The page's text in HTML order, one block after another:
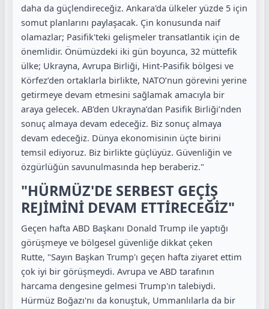
daha da güçlendireceğiz. Ankara'da ülkeler yüzde 5 için
somut planlarını paylaşacak. Çin konusunda naif
olamazlar; Pasifik'teki gelişmeler transatlantik için de
önemlidir. Önümüzdeki iki gün boyunca, 32 müttefik
ülke; Ukrayna, Avrupa Birliği, Hint-Pasifik bölgesi ve
Körfez’den ortaklarla birlikte, NATO’nun görevini yerine
getirmeye devam etmesini sağlamak amacıyla bir
araya gelecek. AB'den Ukrayna’dan Pasifik Birliği’nden
sonuç almaya devam edeceğiz. Biz sonuç almaya
devam edeceğiz. Dünya ekonomisinin üçte birini
temsil ediyoruz. Biz birlikte güçlüyüz. Güvenliğin ve
özgürlüğün savunulmasında hep beraberiz."
"HÜRMÜZ'DE SERBEST GEÇİŞ
REJİMİNİ DEVAM ETTİRECEĞİZ"
Geçen hafta ABD Başkanı Donald Trump ile yaptığı
görüşmeye ve bölgesel güvenliğe dikkat çeken
Rutte, "Sayın Başkan Trump'ı geçen hafta ziyaret ettim
çok iyi bir görüşmeydi. Avrupa ve ABD tarafının
harcama dengesine gelmesi Trump'ın talebiydi.
Hürmüz Boğazı'nı da konuştuk, Ummanlılarla da bir